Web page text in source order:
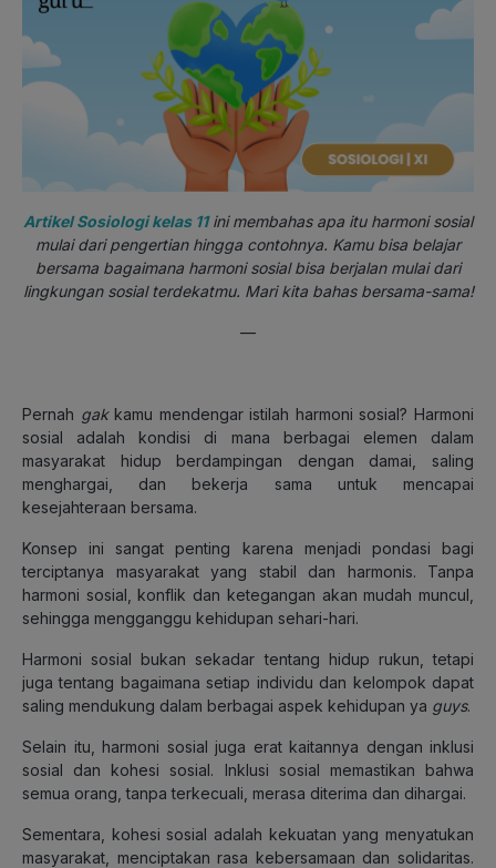
Artikel Sosiologi kelas 11ini membahas apa itu harmoni sosial
mulai dari pengertian hingga contohnya. Kamu bisa belajar
bersama bagaimana harmoni sosial bisa berjalan mulai dari
lingkungan sosial terdekatmu. Mari kita bahas bersama-sama!
—
Pernah gak kamu mendengar istilah harmoni sosial? Harmoni
sosial adalah kondisi di mana berbagai elemen dalam
masyarakat hidup berdampingan dengan damai, saling
menghargai, dan bekerja sama untuk mencapai
kesejahteraan bersama.
Konsep ini sangat penting karena menjadi pondasi bagi
terciptanya masyarakat yang stabil dan harmonis. Tanpa
harmoni sosial, konflik dan ketegangan akan mudah muncul,
sehingga mengganggu kehidupan sehari-hari.
Harmoni sosial bukan sekadar tentang hidup rukun, tetapi
juga tentang bagaimana setiap individu dan kelompok dapat
saling mendukung dalam berbagai aspek kehidupan ya guys.
Selain itu, harmoni sosial juga erat kaitannya dengan inklusi
sosial dan kohesi sosial. Inklusi sosial memastikan bahwa
semua orang, tanpa terkecuali, merasa diterima dan dihargai.
Sementara, kohesi sosial adalah kekuatan yang menyatukan
masyarakat, menciptakan rasa kebersamaan dan solidaritas.